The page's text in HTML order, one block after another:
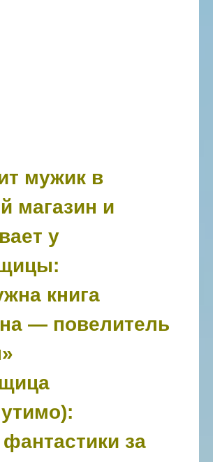
мужик в
магазин и
у
книга
— повелитель
за